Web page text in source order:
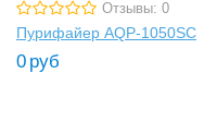
Отзывы: 0
Пурифайер AQP-1050SC
0 руб